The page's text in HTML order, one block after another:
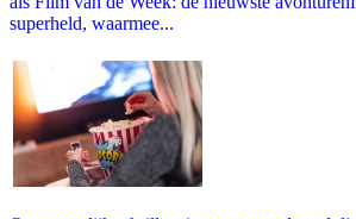
superheld, waarmee...